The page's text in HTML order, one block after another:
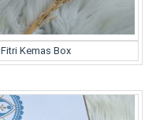
Kemas Box